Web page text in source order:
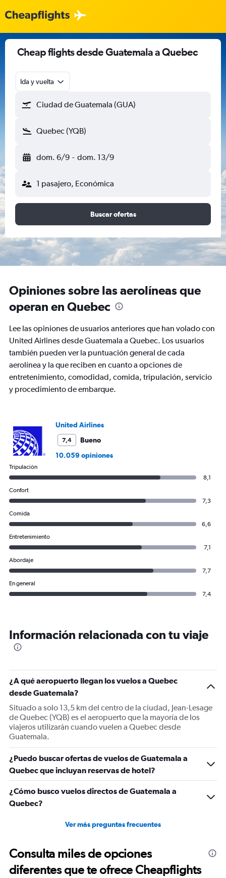
Cheap flights desde Guatemala a Quebec
Ida y vuelta
Ciudad de Guatemala (GUA)
Quebec (YQB)
dom. 6/9 - dom. 13/9
1 pasajero, Económica
Buscar ofertas
Opiniones sobre las aerolíneas que
operan en Quebec
Lee las opiniones de usuarios anteriores que han volado con
United Airlines desde Guatemala a Quebec. Los usuarios
también pueden ver la puntuación general de cada
aerolínea y la que reciben en cuanto a opciones de
entretenimiento, comodidad, comida, tripulación, servicio
y procedimiento de embarque.
United Airlines
7,4
Bueno
10.059 opiniones
Tripulación
8,1
Confort
7,3
Comida
6,6
Entretenimiento
7,1
Abordaje
7,7
En general
7,4
Información relacionada con tu viaje
¿A qué aeropuerto llegan los vuelos a Quebec
desde Guatemala?
Situado a solo 13,5 km del centro de la ciudad, Jean-Lesage
de Quebec (YQB) es el aeropuerto que la mayoría de los
viajeros utilizarán cuando vuelen a Quebec desde
Guatemala.
¿Puedo buscar ofertas de vuelos de Guatemala a
Quebec que incluyan reservas de hotel?
¿Cómo busco vuelos directos de Guatemala a
Quebec?
Ver más preguntas frecuentes
Consulta miles de opciones
diferentes que te ofrece Cheapflights